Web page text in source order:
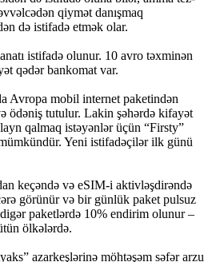
qiymət danışmaq
də istifadə etmək olar.
istifadə olunur. 10 avro təxminən
qədər bankomat var.
Avropa mobil internet paketindən
ödəniş tutulur. Lakin şəhərdə kifayət
qalmaq istəyənlər üçün “Firsty”
Yeni istifadəçilər ilk günü
keçəndə və eSIM-i aktivləşdirəndə
görünür və bir günlük paket pulsuz
paketlərdə 10% endirim olunur –
ölkələrdə.
azarkeşlərinə möhtəşəm səfər arzu